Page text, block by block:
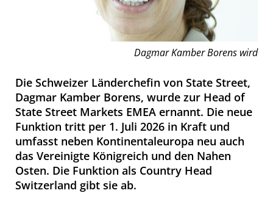
Dagmar Kamber Borens wird
Die Schweizer Länderchefin von State Street,
Dagmar Kamber Borens, wurde zur Head of
State Street Markets EMEA ernannt. Die neue
Funktion tritt per 1. Juli 2026 in Kraft und
umfasst neben Kontinentaleuropa neu auch
das Vereinigte Königreich und den Nahen
Osten. Die Funktion als Country Head
Switzerland gibt sie ab.